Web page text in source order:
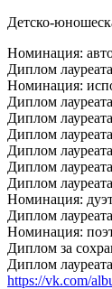
Детско-
Номинация:
Диплом
Номинация:
Диплом
Диплом
Диплом
Диплом
Диплом
Диплом
Номинация:
Диплом
Номинация:
Диплом за
Диплом
https://vk.com/